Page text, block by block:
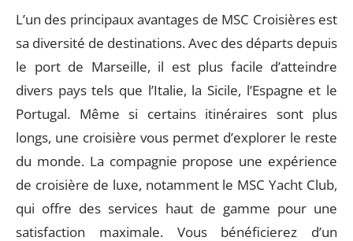
L’un des principaux avantages de MSC Croisières est
sa diversité de destinations. Avec des départs depuis
le port de Marseille, il est plus facile d’atteindre
divers pays tels que l’Italie, la Sicile, l’Espagne et le
Portugal. Même si certains itinéraires sont plus
longs, une croisière vous permet d’explorer le reste
du monde. La compagnie propose une expérience
de croisière de luxe, notamment le MSC Yacht Club,
qui offre des services haut de gamme pour une
satisfaction maximale. Vous bénéficierez d’un